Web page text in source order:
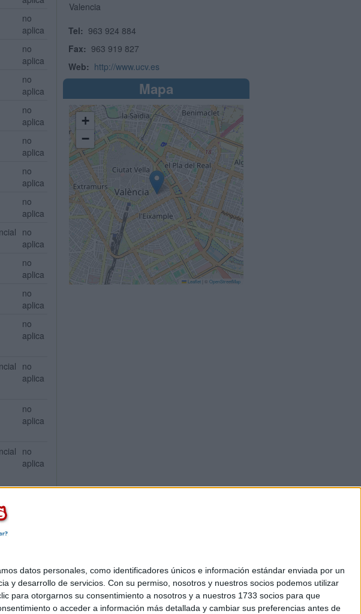
datos personales, como identificadores únicos e información estándar enviada por un
y desarrollo de servicios. Con su permiso, nosotros y nuestros socios podemos utilizar
para otorgarnos su consentimiento a nosotros y a nuestros 1733 socios para que
o acceder a información más detallada y cambiar sus preferencias antes de
no
aplica
no
aplica
no
aplica
no
aplica
no
aplica
no
aplica
no
aplica
no
aplica
no
aplica
no
aplica
no
aplica
no
aplica
no
aplica
no
aplica
Valencia
Tel: 963 924 884
Fax: 963 919 827
Web: http://www.ucv.es
Mapa
+
−
Leaflet © OpenStreetMap
|Política de cookies
Madrid [ESPAÑA] - Tel. +34 91 593 2767